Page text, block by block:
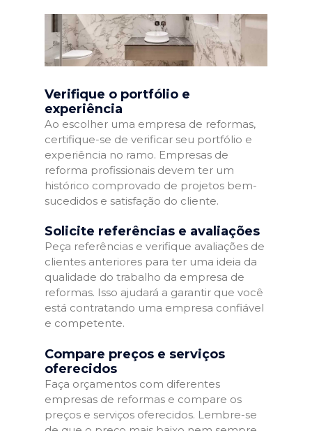
Verifique o portfólio e
experiência
Ao escolher uma empresa de reformas,
certifique-se de verificar seu portfólio e
experiência no ramo. Empresas de
reforma profissionais devem ter um
histórico comprovado de projetos bem-
sucedidos e satisfação do cliente.
Solicite referências e avaliações
Peça referências e verifique avaliações de
clientes anteriores para ter uma ideia da
qualidade do trabalho da empresa de
reformas. Isso ajudará a garantir que você
está contratando uma empresa confiável
e competente.
Compare preços e serviços
oferecidos
Faça orçamentos com diferentes
empresas de reformas e compare os
preços e serviços oferecidos. Lembre-se